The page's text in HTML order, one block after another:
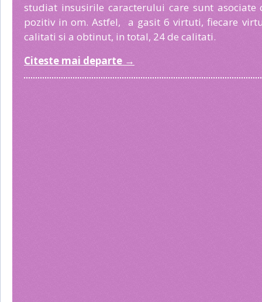
studiat insusirile caracterului care sunt asociate
pozitiv in om. Astfel, a gasit 6 virtuti, fiecare
calitati si a obtinut, in total, 24 de calitati.
Citeste mai departe →